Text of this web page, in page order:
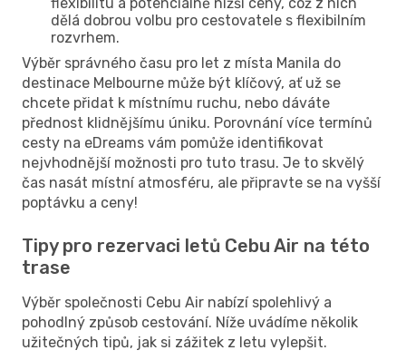
dělá dobrou volbu pro cestovatele s flexibilním
rozvrhem.
Výběr správného času pro let z místa Manila do
destinace Melbourne může být klíčový, ať už se
chcete přidat k místnímu ruchu, nebo dáváte
přednost klidnějšímu úniku. Porovnání více termínů
cesty na eDreams vám pomůže identifikovat
nejvhodnější možnosti pro tuto trasu. Je to skvělý
čas nasát místní atmosféru, ale připravte se na vyšší
poptávku a ceny!
Tipy pro rezervaci letů Cebu Air na této
trase
Výběr společnosti Cebu Air nabízí spolehlivý a
pohodlný způsob cestování. Níže uvádíme několik
užitečných tipů, jak si zážitek z letu vylepšit.